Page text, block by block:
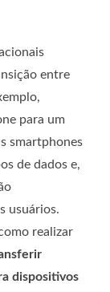
entre
para um
smartphones
de dados e,
usuários.
realizar
dispositivos